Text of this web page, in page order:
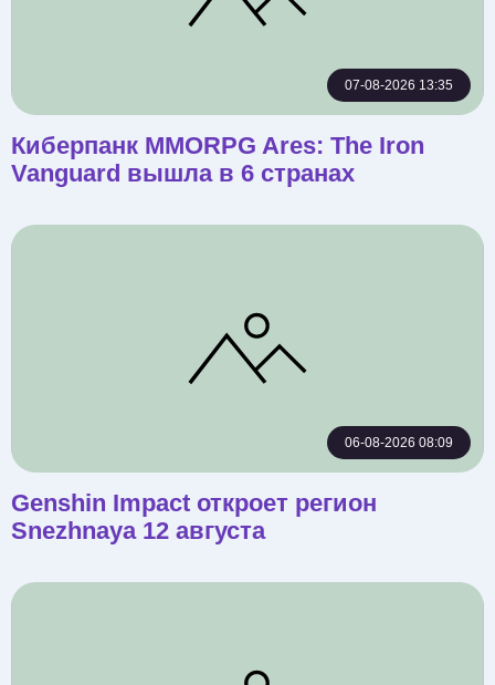
07-08-2026 13:35
Киберпанк MMORPG Ares: The Iron
Vanguard вышла в 6 странах
06-08-2026 08:09
Genshin Impact откроет регион
Snezhnaya 12 августа